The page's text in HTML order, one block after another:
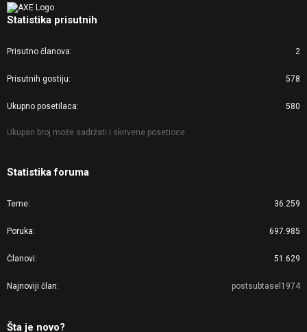
Statistika prisutnih
Prisutno članova 2
Prisutnih gostiju 578
Ukupno posetilaca 580
Ukupan broj može sadržati i skrivene posetioce.
Statistika foruma
Teme 36.259
Poruka 697.985
Članovi 51.629
Najnoviji član postsubtasel1974
Šta je novo?